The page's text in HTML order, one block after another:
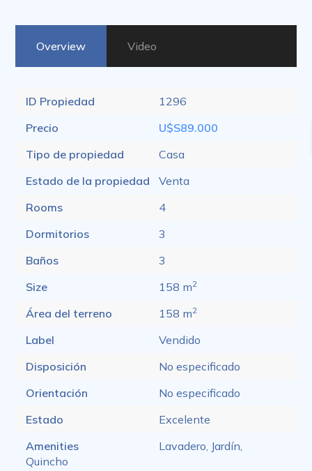
Overview Video
ID Propiedad
1296
Precio
U$S89.000
Tipo de propiedad
Casa
Estado de la propiedad
Venta
Rooms
4
Dormitorios
3
Baños
3
Size
158 m2
Área del terreno 158 m2
Label
Vendido
Disposición
No especificado
Orientación
No especificado
Estado
Excelente
Amenities
Lavadero, Jardín,
Quincho